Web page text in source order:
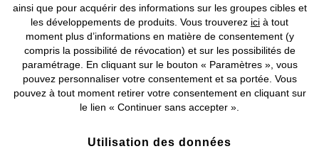
©2026 bonprix.Tous droits réservés.
Deutsch Français
ainsi que pour acquérir des informations sur les groupes cibles et
les développements de produits. Vous trouverez ici à tout
moment plus d’informations en matière de consentement (y
compris la possibilité de révocation) et sur les possibilités de
paramétrage. En cliquant sur le bouton « Paramètres », vous
pouvez personnaliser votre consentement et sa portée. Vous
pouvez à tout moment retirer votre consentement en cliquant sur
le lien « Continuer sans accepter ».
Utilisation des données